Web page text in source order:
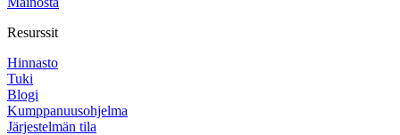
Resurssit
Hinnasto
Tuki
Blogi
Kumppanuusohjelma
Järjestelmän tila